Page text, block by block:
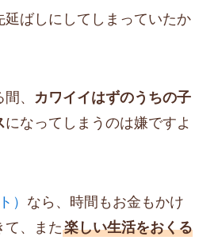
延ばしにしてしまっていたか
、
カワイイはずのうちの子
になってしまうのは嫌ですよ
） なら、時間もお金もかけ
て、また楽しい生活をおくる